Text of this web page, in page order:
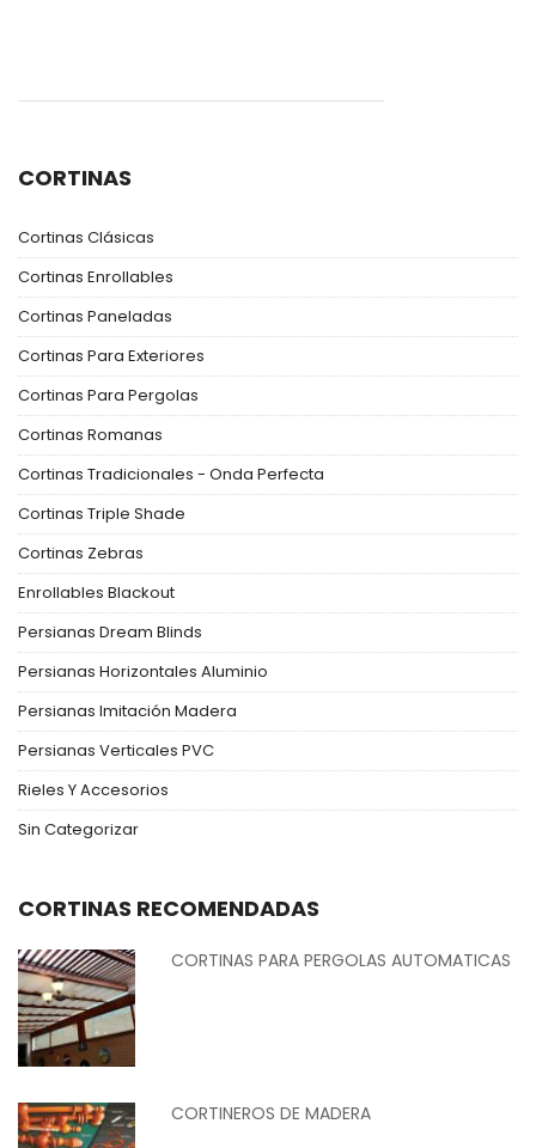
CORTINAS
Cortinas Clásicas
Cortinas Enrollables
Cortinas Paneladas
Cortinas Para Exteriores
Cortinas Para Pergolas
Cortinas Romanas
Cortinas Tradicionales - Onda Perfecta
Cortinas Triple Shade
Cortinas Zebras
Enrollables Blackout
Persianas Dream Blinds
Persianas Horizontales Aluminio
Persianas Imitación Madera
Persianas Verticales PVC
Rieles Y Accesorios
Sin Categorizar
CORTINAS RECOMENDADAS
CORTINAS PARA PERGOLAS AUTOMATICAS
CORTINEROS DE MADERA